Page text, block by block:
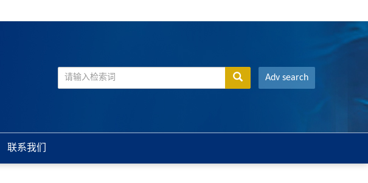
Adv search
联系我们